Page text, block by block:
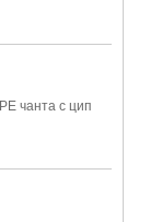
чанта с цип